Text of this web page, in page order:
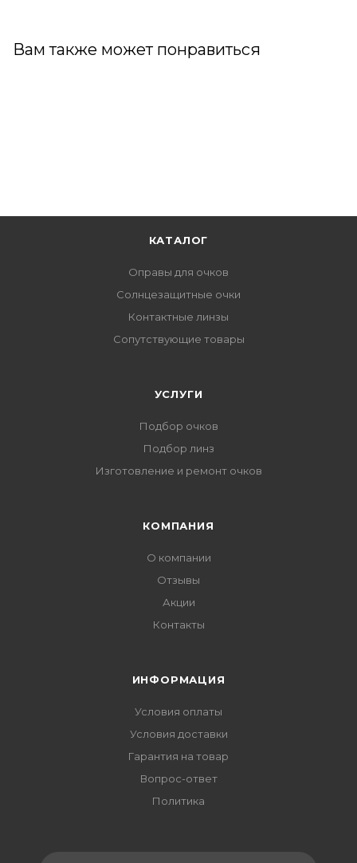
Вам также может понравиться
КАТАЛОГ
Оправы для очков
Солнцезащитные очки
Контактные линзы
Сопутствующие товары
УСЛУГИ
Подбор очков
Подбор линз
Изготовление и ремонт очков
КОМПАНИЯ
О компании
Отзывы
Акции
Контакты
ИНФОРМАЦИЯ
Условия оплаты
Условия доставки
Гарантия на товар
Вопрос-ответ
Политика